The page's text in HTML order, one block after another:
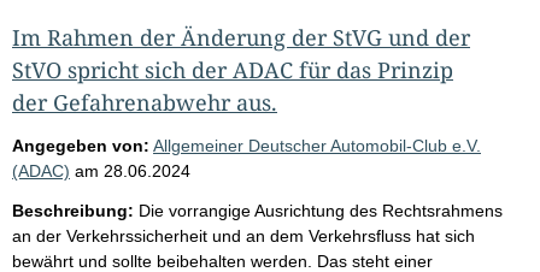
Im Rahmen der Änderung der StVG und der
StVO spricht sich der ADAC für das Prinzip
der Gefahrenabwehr aus.
Angegeben von: Allgemeiner Deutscher Automobil-Club e.V.
(ADAC) am 28.06.2024
Beschreibung: Die vorrangige Ausrichtung des Rechtsrahmens
an der Verkehrssicherheit und an dem Verkehrsfluss hat sich
bewährt und sollte beibehalten werden. Das steht einer